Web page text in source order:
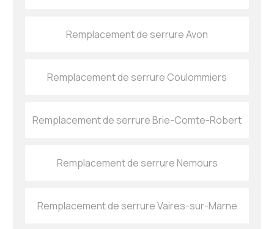
Remplacement de serrure Avon
Remplacement de serrure Coulommiers
Remplacement de serrure Brie-Comte-Robert
Remplacement de serrure Nemours
Remplacement de serrure Vaires-sur-Marne